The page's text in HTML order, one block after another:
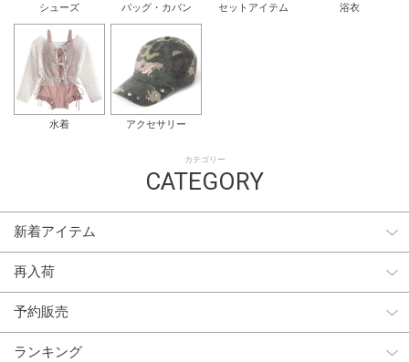
シューズ バッグ・カバン セットアイテム 浴衣
水着 アクセサリー
カテゴリー
CATEGORY
新着アイテム
再入荷
予約販売
ランキング